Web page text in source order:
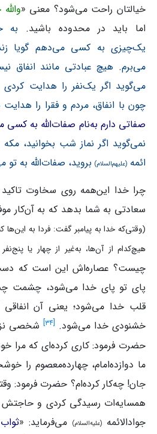
خیالتان راحت می‌شود؟ معنی «
اما باید در محدوده باشید. به
یک‌چیزی به کسی می‌دهم گویا
می‌برم. هیچ عبادتی مانند انفاق
می‌گوید اگر یک‌نفر را هدایت کردی
چون با انفاق، مردم و فقرا را
صفاتی دارم به‌نام صفات‌الله به
نمی‌گوید اگر نماز شب بخوانید،
ائمه (علیهم‌السلام) بروید، صفات‌الله به
چرا خدا این‌همه روی سخاوت
سعادتی به شما بدهد که به آن‌کار
(وقتی‌که خدا به پیامبر گفت: فردا به این‌ها
هیچ‌کدام از آن‌ها، به‌غیر از چهار یا پنج‌نفر
چیست؟ عصاره‌اش این است که
پای تو پای خدا می‌شود، چشمت
قلب خدا می‌شود؛ یعنی آن انفاقی
خشنودی خدا می‌شود. [۳۴] شخصی
حضرت فرمود: کاری کرده‌ای که مرا
ما دوازده‌امام، چهارده‌معصوم را
جان! چه‌کار کرده‌ام؟ حضرت فرمود:
همسایه‌ات رسیدگی کردی و حاجتش
جوادالائمه(علیه‌السلام) می‌فرماید: «